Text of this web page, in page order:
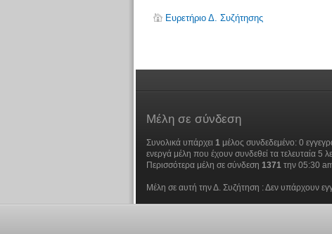
Ευρετήριο Δ. Συζήτησης
Μέλησε σύνδεση
Συνολικά υπάρχει 1μέλος συνδεδεμένο: 0
ενεργά μέλη που έχουν συνδεθεί τα τελευταία 5
Περισσότερα μέλη σε σύνδεση 1371την 05:30
Μέλη σε αυτή την Δ. Συζήτηση : Δεν υπάρχουν